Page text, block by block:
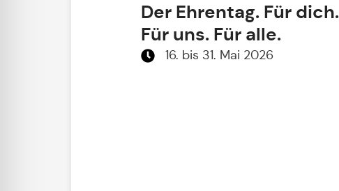
Der Ehrentag. Für dich.
Für uns. Für alle.
16. bis 31. Mai 2026